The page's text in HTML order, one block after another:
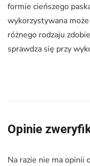
formie cieńszego
wykorzystywana
różnego rodzaju
sprawdza się przy
Opinie
Na razie nie ma opinii